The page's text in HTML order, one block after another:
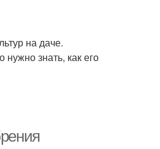
на даче.
знать, как его